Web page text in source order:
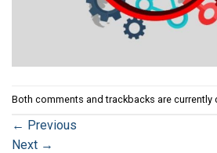
Both comments and trackbacks are currently
← Previous
Next →